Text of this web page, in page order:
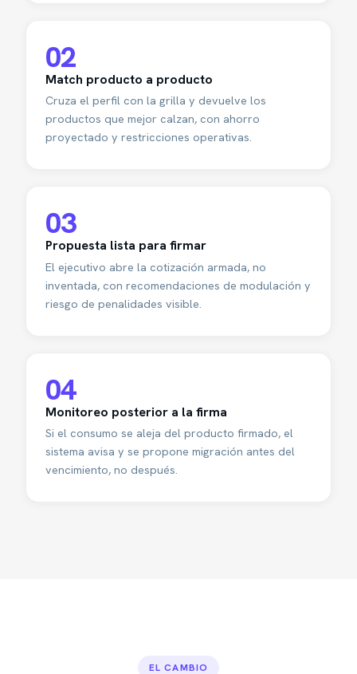
02
Match producto a producto
Cruza el perfil con la grilla y devuelve los
productos que mejor calzan, con ahorro
proyectado y restricciones operativas.
03
Propuesta lista para firmar
El ejecutivo abre la cotización armada, no
inventada, con recomendaciones de modulación y
riesgo de penalidades visible.
04
Monitoreo posterior a la firma
Si el consumo se aleja del producto firmado, el
sistema avisa y se propone migración antes del
vencimiento, no después.
EL CAMBIO